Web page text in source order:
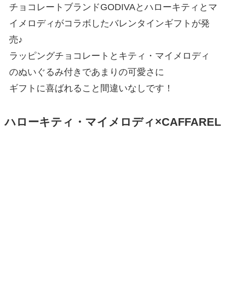
チョコレートブランドGODIVAとハローキティとマ
イメロディがコラボしたバレンタインギフトが発
売♪
ラッピングチョコレートとキティ・マイメロディ
のぬいぐるみ付きであまりの可愛さに
ギフトに喜ばれること間違いなしです！
ハローキティ・マイメロディ×CAFFAREL